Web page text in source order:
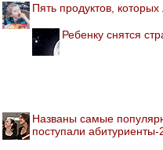
Пять продуктов,
Ребенку снятся
Названы самые
поступали абитуриенты-